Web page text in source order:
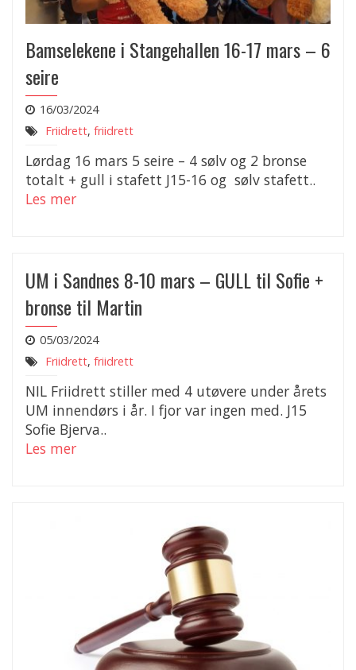
Bamselekene i Stangehallen 16-17 mars – 6
seire
16/03/2024
Friidrett, friidrett
Lørdag 16 mars 5 seire – 4 sølv og 2 bronse
totalt + gull i stafett J15-16 og sølv stafett..
Les mer
UM i Sandnes 8-10 mars – GULL til Sofie +
bronse til Martin
05/03/2024
Friidrett, friidrett
NIL Friidrett stiller med 4 utøvere under årets
UM innendørs i år. I fjor var ingen med. J15
Sofie Bjerva..
Les mer